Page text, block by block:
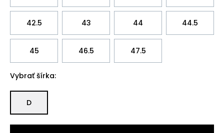
42.5 43 44 44.5
45 46.5 47.5
Vybrať šírka:
D